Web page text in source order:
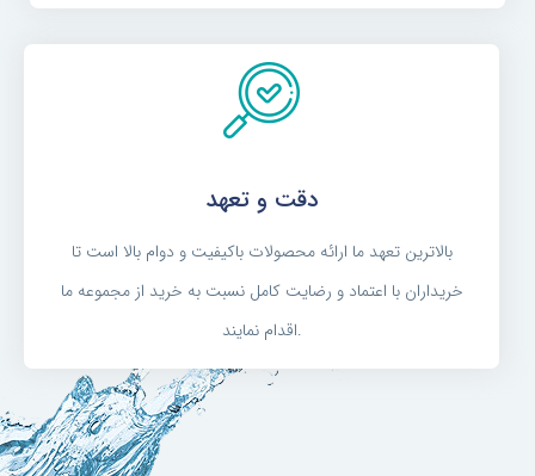
دقت و تعهد
بالاترین تعهد ما ارائه محصولات باکیفیت و دوام بالا است تا
خریداران با اعتماد و رضایت کامل نسبت به خرید از مجموعه ما
اقدام نمایند.